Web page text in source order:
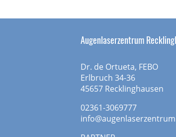
Augenlaserzentrum
Dr. de Ortueta, FEBO
Erlbruch 34-36
45657 Recklinghausen
02361-3069777